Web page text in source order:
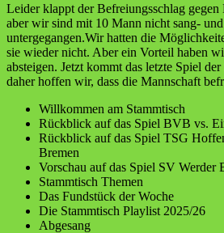
Leider klappt der Befreiungsschlag
aber wir sind mit 10 Mann nicht sang-
untergegangen.Wir hatten die
sie wieder nicht. Aber ein Vorteil haben
absteigen. Jetzt kommt das letzte Spiel
daher hoffen wir, dass die Mannschaft
Willkommen am Stammtisch
Rückblick auf das Spiel BVB vs.
Rückblick auf das Spiel TSG
Bremen
Vorschau auf das Spiel SV Werder
Stammtisch Themen
Das Fundstück der Woche
Die Stammtisch Playlist 2025/26
Abgesang